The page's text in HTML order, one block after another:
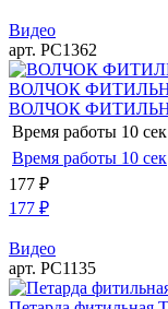
Видео
арт. РС1362
ВОЛЧОК
ВОЛЧОК
Время работы 10 сек
Время работы 10 сек
177 ₽
177 ₽
Видео
арт. РС1135